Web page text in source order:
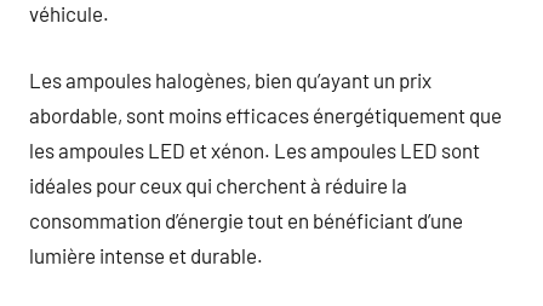
véhicule.
Les ampoules halogènes, bien qu’ayant un prix
abordable, sont moins efficaces énergétiquement que
les ampoules LED et xénon. Les ampoules LED sont
idéales pour ceux qui cherchent à réduire la
consommation d’énergie tout en bénéficiant d’une
lumière intense et durable.